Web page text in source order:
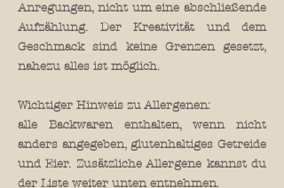
Anregungen, nicht um eine abschließende
Aufzählung. Der Kreativität und dem
Geschmack sind keine Grenzen gesetzt,
nahezu alles ist möglich.
Wichtiger Hinweis zu Allergenen:
alle Backwaren enthalten, wenn nicht
anders angegeben, glutenhaltiges Getreide
und Eier. Zusätzliche Allergene kannst du
der Liste weiter unten entnehmen.